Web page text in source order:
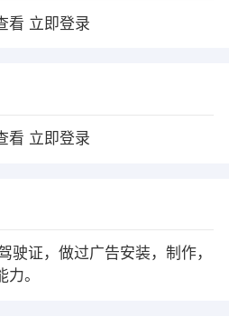
看 立即登录
看 立即登录
驶证，做过广告安装，制作，
。